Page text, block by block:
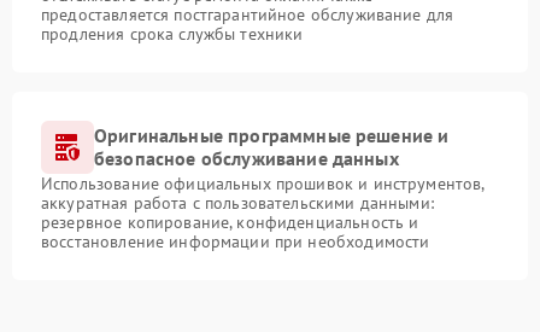
предоставляется постгарантийное обслуживание для
продления срока службы техники
Оригинальные программные решение и
безопасное обслуживание данных
Использование официальных прошивок и инструментов,
аккуратная работа с пользовательскими данными:
резервное копирование, конфиденциальность и
восстановление информации при необходимости